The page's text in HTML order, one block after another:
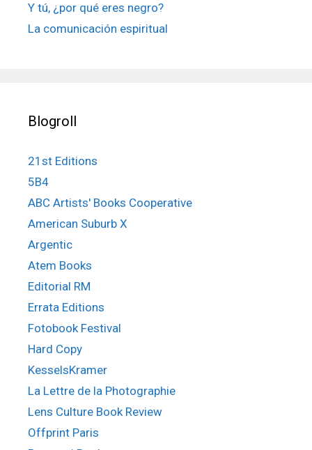
Y tú, ¿por qué eres negro?
La comunicación espiritual
Blogroll
21st Editions
5B4
ABC Artists' Books Cooperative
American Suburb X
Argentic
Atem Books
Editorial RM
Errata Editions
Fotobook Festival
Hard Copy
KesselsKramer
La Lettre de la Photographie
Lens Culture Book Review
Offprint Paris